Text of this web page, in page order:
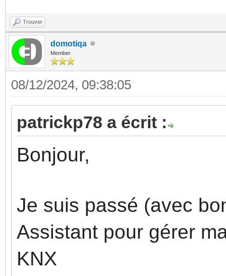
Trouver
domotiqa
Member
08/12/2024, 09:38:05
patrickp78 a écrit :
Bonjour,
Je suis passé (avec
Assistant pour gérer
KNX